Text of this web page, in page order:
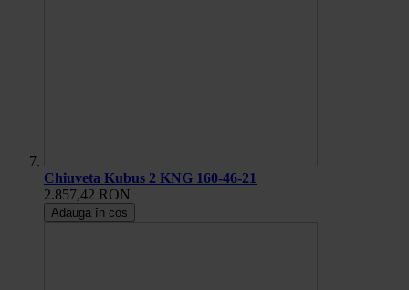
Chiuveta Kubus 2 KNG 160-46-21
2.857,42 RON
Adauga în cos